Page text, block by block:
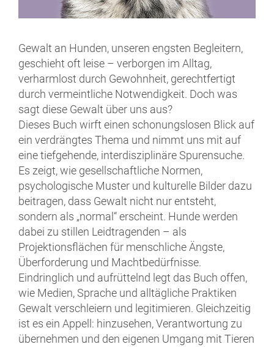
Gewalt an Hunden, unseren engsten Begleitern,
geschieht oft leise – verborgen im Alltag,
verharmlost durch Gewohnheit, gerechtfertigt
durch vermeintliche Notwendigkeit. Doch was
sagt diese Gewalt über uns aus?
Dieses Buch wirft einen schonungslosen Blick auf
ein verdrängtes Thema und nimmt uns mit auf
eine tiefgehende, interdisziplinäre Spurensuche.
Es zeigt, wie gesellschaftliche Normen,
psychologische Muster und kulturelle Bilder dazu
beitragen, dass Gewalt nicht nur entsteht,
sondern als „normal“ erscheint. Hunde werden
dabei zu stillen Leidtragenden – als
Projektionsflächen für menschliche Ängste,
Überforderung und Machtbedürfnisse.
Eindringlich und aufrüttelnd legt das Buch offen,
wie Medien, Sprache und alltägliche Praktiken
Gewalt verschleiern und legitimieren. Gleichzeitig
ist es ein Appell: hinzusehen, Verantwortung zu
übernehmen und den eigenen Umgang mit Tieren